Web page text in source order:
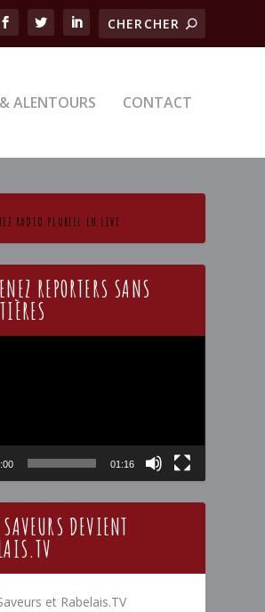
ALENTOURS CONTACT
RADIO PLURIEL EN LIVE
REPORTERS SANS
01:16
DEVIENT
et Rabelais.TV